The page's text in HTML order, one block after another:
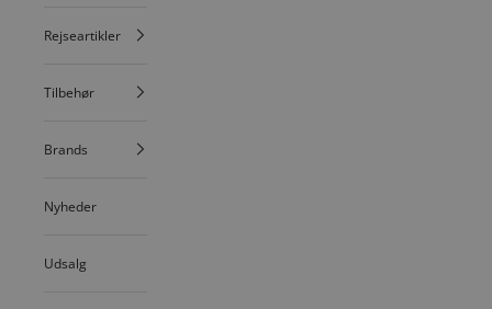
Rejseartikler
Tilbehør
Brands
Nyheder
Udsalg